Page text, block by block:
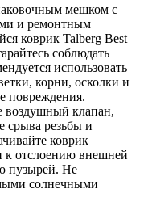
мешком с
и ремонтным
коврик Talberg Best
соблюдать
использовать
корни, осколки и
повреждения.
воздушный клапан,
срыва резьбы и
коврик
к отслоению внешней
пузырей. Не
солнечными